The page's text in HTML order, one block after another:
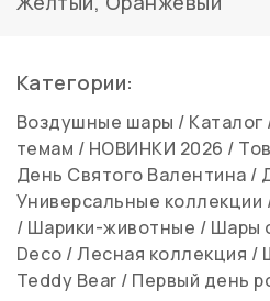
Категории:
Воздушные шары / Каталог
темам / НОВИНКИ 2026 /
День Святого Валентина /
Универсальные коллекции
/ Шарики-животные / Шары
Deco /Лесная коллекция /
Teddy Bear / Первый день